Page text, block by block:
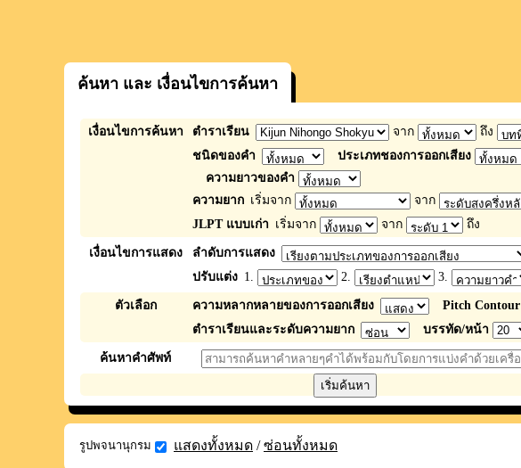
ค้นหา และ เงื่อนไขการค้นหา
เงื่อนไขการค้นหา ตำราเรียน จาก
ถึง
ชนิดของคำ
ประเภทชองการออกเสียง
ความยาวของคำ
ความยาก เริ่มจาก จาก
JLPT แบบเก่า เริ่มจาก จาก ถึง
เงื่อนไขการแสดง
ลำดับการแสดง
ปรับแต่ง 1. 2. 3.
ตัวเลือก ความหลากหลายของการออกเสียง
Pitch Contour
ตำราเรียนและระดับความยาก
บรรทัด/หน้า
ค้นหาคำศัพท์
รูปพจนานุกรม แสดงทั้งหมด /ซ่อนทั้งหมด